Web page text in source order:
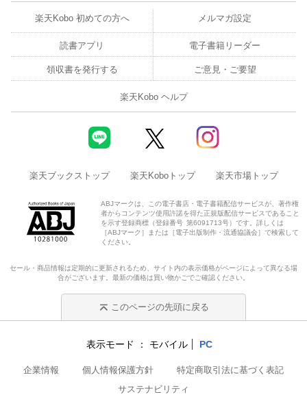
楽天Kobo 初めての方へ メルマガ設定
読書アプリ 電子書籍リーダー
領収書を発行する ご意見・ご要望
楽天Kobo ヘルプ
楽天ブックストップ 楽天Koboトップ 楽天市場トップ
ABJマークは、この電子書店・電子書籍配信サービスが、著作権
者からコンテンツ使用許諾を得た正規版配信サービスであること
を示す登録商標（登録番号 第6091713号）です。詳しくは
［ABJマーク］または［電子出版制作・流通協議会］で検索して
ください。
セール・商品情報は定期的に更新されるため、サイト内の表示価格がページによって異なる場
合がございます。最新の価格は買い物かごでご確認ください。
このページの先頭に戻る
表示モード モバイル PC
企業情報 個人情報保護方針
特定商取引法に基づく表記
サステナビリティ